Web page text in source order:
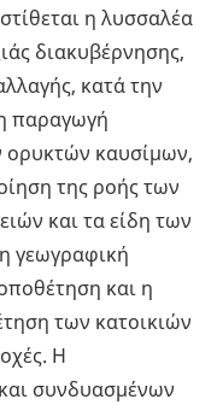
η λυσσαλέα
διακυβέρνησης,
κατά την
παραγωγή
ορυκτών καυσίμων,
της ροής των
και τα είδη των
γεωγραφική
και η
των κατοικιών
Η
συνδυασμένων